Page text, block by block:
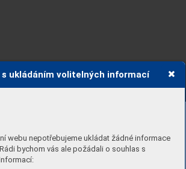
s ukládáním volitelných informací
webu nepotřebujeme ukládat žádné informace
bychom vás ale požádali o souhlas s